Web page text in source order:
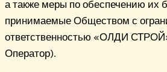
а также меры по обеспечению их
принимаемые Обществом с
ответственностью «ОЛДИ
Оператор).